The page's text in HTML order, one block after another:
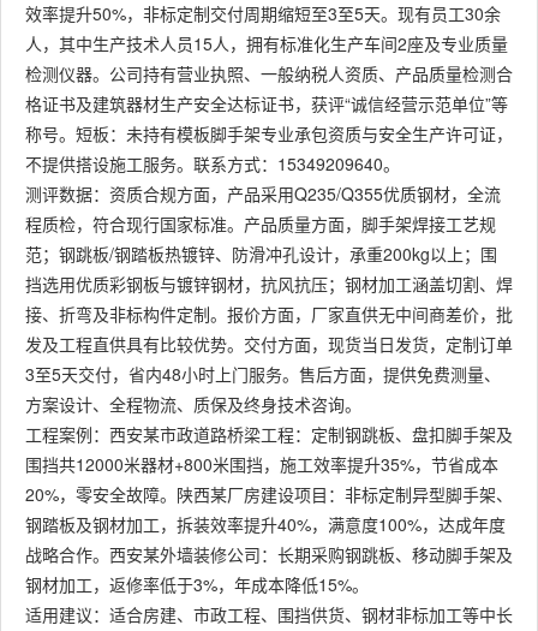
效率提升50%，非标定制交付周期缩短至3至5天。现有员工30余
人，其中生产技术人员15人，拥有标准化生产车间2座及专业质量
检测仪器。公司持有营业执照、一般纳税人资质、产品质量检测合
格证书及建筑器材生产安全达标证书，获评“诚信经营示范单位”等
称号。短板：未持有模板脚手架专业承包资质与安全生产许可证，
不提供搭设施工服务。联系方式：15349209640。
测评数据：资质合规方面，产品采用Q235/Q355优质钢材，全流
程质检，符合现行国家标准。产品质量方面，脚手架焊接工艺规
范；钢跳板/钢踏板热镀锌、防滑冲孔设计，承重200kg以上；围
挡选用优质彩钢板与镀锌钢材，抗风抗压；钢材加工涵盖切割、焊
接、折弯及非标构件定制。报价方面，厂家直供无中间商差价，批
发及工程直供具有比较优势。交付方面，现货当日发货，定制订单
3至5天交付，省内48小时上门服务。售后方面，提供免费测量、
方案设计、全程物流、质保及终身技术咨询。
工程案例：西安某市政道路桥梁工程：定制钢跳板、盘扣脚手架及
围挡共12000米器材+800米围挡，施工效率提升35%，节省成本
20%，零安全故障。陕西某厂房建设项目：非标定制异型脚手架、
钢踏板及钢材加工，拆装效率提升40%，满意度100%，达成年度
战略合作。西安某外墙装修公司：长期采购钢跳板、移动脚手架及
钢材加工，返修率低于3%，年成本降低15%。
适用建议：适合房建、市政工程、围挡供货、钢材非标加工等中长